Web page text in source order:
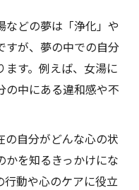
などの夢は「浄化」や
すが、夢の中での自分
す。例えば、女湯に
の中にある違和感や不
の自分がどんな心の状
かを知るきっかけにな
行動や心のケアに役立